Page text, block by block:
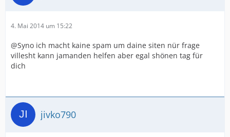
4. Mai 2014 um 15:22
@Syno ich macht kaine spam um daine siten nür frage
villesht kann jamanden helfen aber egal shönen tag für
dich
jivko790